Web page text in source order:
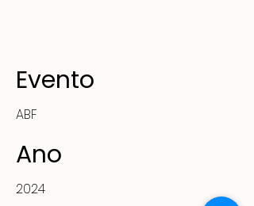
Evento
ABF
Ano
2024